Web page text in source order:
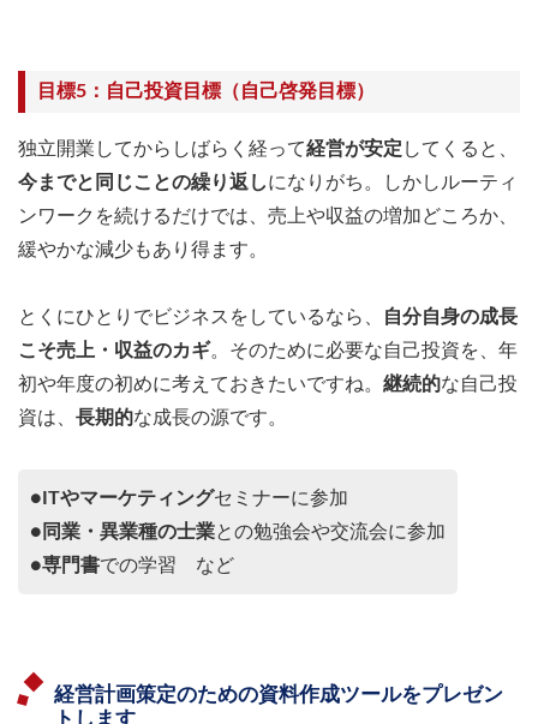
目標5：自己投資目標（自己啓発目標）
独立開業してからしばらく経って経営が安定 してくると、
今までと同じことの繰り返しになりがち。しかしルーティ
ンワークを続けるだけでは、売上や収益の増加どころか、
緩やかな減少もあり得ます。
とくにひとりでビジネスをしているなら、
自分自身の成長
こそ売上・収益のカギ。そのために必要な自己投資を、年
初や年度の初めに考えておきたいですね。 継続的な自己投
資は、 長期的な成長の源です。
● ITやマーケティングセミナーに参加
● 同業・異業種の士業との勉強会や交流会に参加
●専門書での学習 など
経営計画策定のための資料作成ツールをプレゼン
トします